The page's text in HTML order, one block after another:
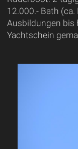
12.000.- Bath (ca.
Ausbildungen bis
Yachtschein